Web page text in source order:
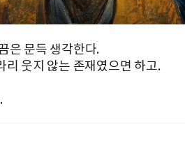
은 문득 생각한다.
리 웃지 않는 존재였으면 하고.